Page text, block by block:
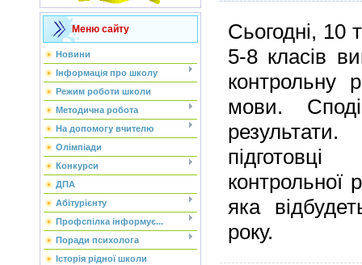
Меню сайту
Новини
Інформація про школу
Режим роботи школи
Методична робота
На допомогу вчителю
Олімпіади
Конкурси
ДПА
Абітурієнту
Профспілка інформує...
Поради психолога
Історія рідної школи
Сьогодні, 10
5-8 класів
контрольну
мови.
контрольної
яка
року.